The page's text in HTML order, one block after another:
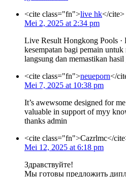
<cite class="fn">live hk</cite>
Mei 2, 2025 at 2:34 pm
Live Result Hongkong Pools
kesempatan bagi pemain
langsung dan memastikan hasil
<cite class="fn">neueporn</
Mei 7, 2025 at 10:38 pm
It’s awewsome designed for
valuable in support of myy
thanks admin
<cite class="fn">Cazrlmc</
Mei 12, 2025 at 6:18 pm
Здравствуйте!
Мы готовы предложить